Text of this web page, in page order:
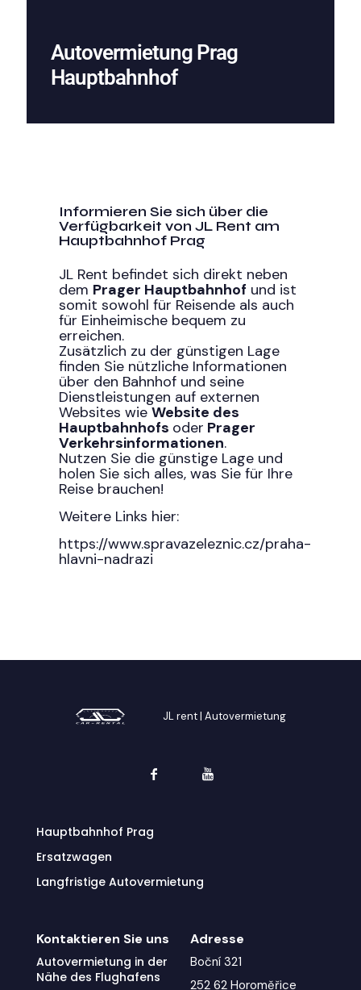
Autovermietung Prag
Hauptbahnhof
Informieren Sie sich über die
Verfügbarkeit von JL Rent am
Hauptbahnhof Prag
JL Rent befindet sich direkt neben
dem Prager Hauptbahnhof und ist
somit sowohl für Reisende als auch
für Einheimische bequem zu
erreichen.
Zusätzlich zu der günstigen Lage
finden Sie nützliche Informationen
über den Bahnhof und seine
Dienstleistungen auf externen
Websites wie Website des
Hauptbahnhofs oder Prager
Verkehrsinformationen.
Nutzen Sie die günstige Lage und
holen Sie sich alles, was Sie für Ihre
Reise brauchen!
Weitere Links hier:
https://www.spravazeleznic.cz/praha-
hlavni-nadrazi
JL rent | Autovermietung
Hauptbahnhof Prag
Ersatzwagen
Langfristige Autovermietung
Kontaktieren Sie uns
Autovermietung in der
Nähe des Flughafens
Adresse
Boční 321
252 62 Horoměřice